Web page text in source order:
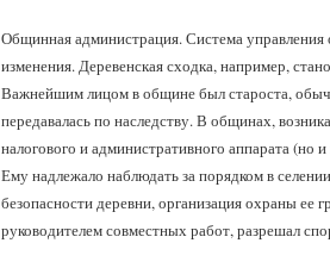
Общинная администрация. Система
изменения. Деревенская сходка, например,
Важнейшим лицом в общине был староста,
передавалась по наследству. В общинах,
налогового и административного аппарата (но
Ему надлежало наблюдать за порядком в
безопасности деревни, организация охраны ее
руководителем совместных работ, разрешал